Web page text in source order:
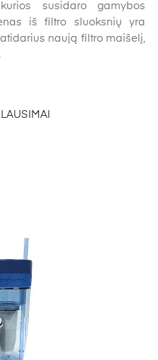
susidaro gamybos
iš filtro sluoksnių yra
naują filtro maišelį,